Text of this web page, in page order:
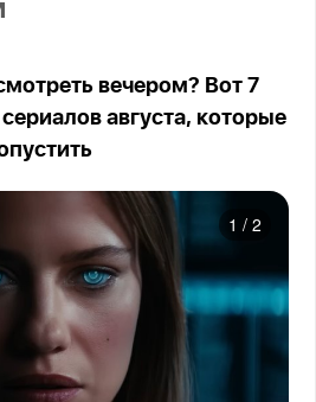
вечером? Вот 7
августа, которые
1 / 2